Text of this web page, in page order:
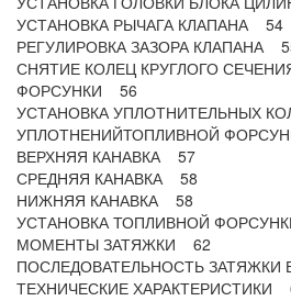
УСТАНОВКА РЫЧАГА КЛАПАНА 54
РЕГУЛИРОВКА ЗАЗОРА КЛАПАНА
СНЯТИЕ КОЛЕЦ КРУГЛОГО
ФОРСУНКИ 56
УСТАНОВКА УПЛОТНИТЕЛЬНЫХ
УПЛОТНЕНИЙТОПЛИВНОЙ
ВЕРХНЯЯ КАНАВКА 57
СРЕДНЯЯ КАНАВКА 58
НИЖНЯЯ КАНАВКА 58
УСТАНОВКА ТОПЛИВНОЙ
МОМЕНТЫ ЗАТЯЖКИ 62
ПОСЛЕДОВАТЕЛЬНОСТЬ
ТЕХНИЧЕСКИЕ ХАРАКТЕРИСТИКИ